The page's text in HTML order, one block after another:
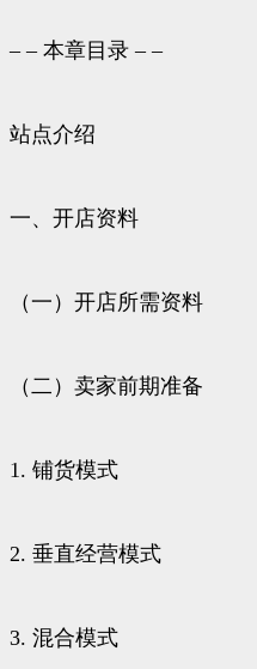
– – 本章目录 – –
站点介绍
一、开店资料
（一）开店所需资料
（二）卖家前期准备
1. 铺货模式
2. 垂直经营模式
3. 混合模式